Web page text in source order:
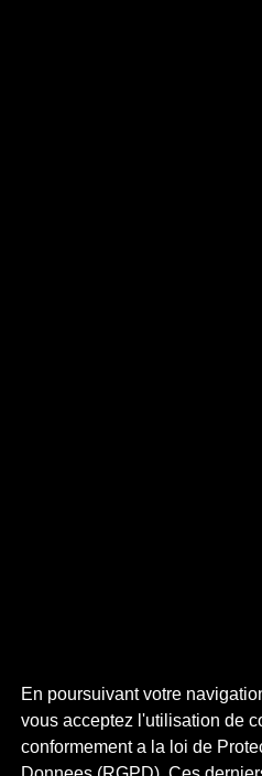
En poursuivant votre
vous acceptez l'utilisation de
conformement a la loi de